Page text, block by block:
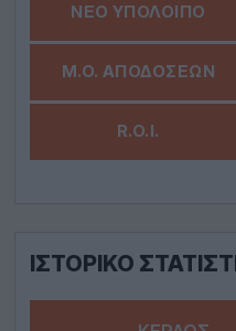
ΙΣΤΟΡΙΚΌ